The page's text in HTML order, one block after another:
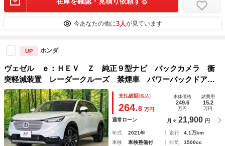
今あなたの他に3人が見ています
UP ホンダ
ヴェゼル ｅ：ＨＥＶ Ｚ 純正９型ナビ バックカメラ 衝
突軽減装置 レーダークルーズ 禁煙車 パワーバックドア
シートヒーター ハーフレザーシート ドラレコ ＥＴＣ２．
０ 障害物センサー ＢＳＭ ＬＥＤヘッド 純正ＡＷ
支払総額(税込)
264.8 万円
本体価格
249.6
万円
諸費用
15.2
万円
通常ローン 月々 21,900 円
年式 2021年 走行
4.1万km
車検
車検整備付 排気
1500cc